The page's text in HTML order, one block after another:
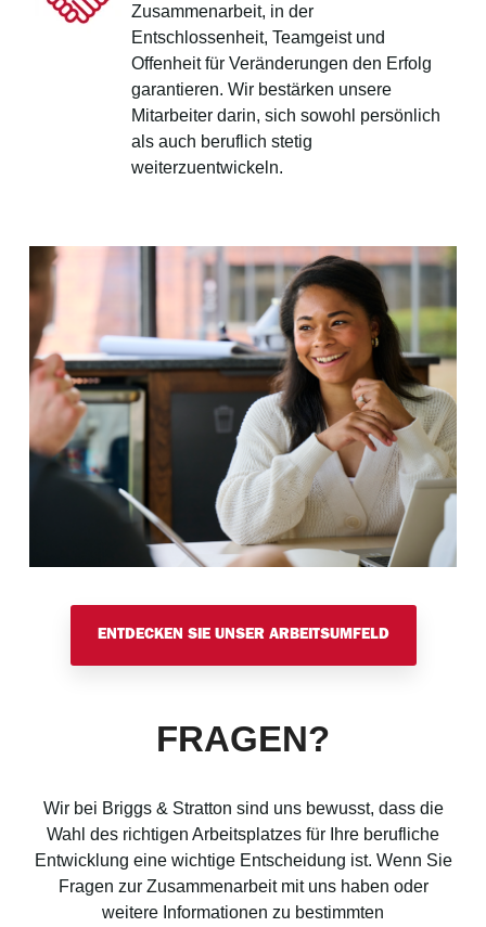
Zusammenarbeit, in der
Entschlossenheit, Teamgeist und
Offenheit für Veränderungen den Erfolg
garantieren. Wir bestärken unsere
Mitarbeiter darin, sich sowohl persönlich
als auch beruflich stetig
weiterzuentwickeln.
ENTDECKEN SIE UNSER ARBEITSUMFELD
FRAGEN?
Wir bei Briggs & Stratton sind uns bewusst, dass die
Wahl des richtigen Arbeitsplatzes für Ihre berufliche
Entwicklung eine wichtige Entscheidung ist. Wenn Sie
Fragen zur Zusammenarbeit mit uns haben oder
weitere Informationen zu bestimmten